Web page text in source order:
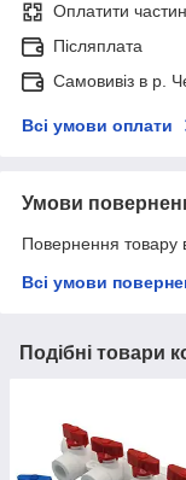
Оплатити
Післяплата
Самовивіз в р.
Всі умови оплати
Умови
Повернення товару
Всі умови
Подібні товари